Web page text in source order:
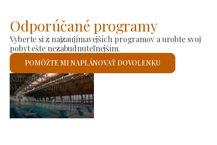
Odporúčané programy
Vyberte si z najzaujímavejších programov a urobte svoj
pobyt ešte nezabudnuteľnejším.
POMÔŽTE MI NAPLÁNOVAŤ DOVOLENKU
Trh výrobcov
Skontrolujem to